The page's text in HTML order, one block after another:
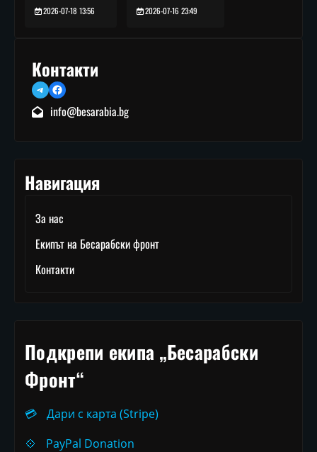
2026-07-18 13:56
2026-07-16 23:49
Контакти
TelegramFacebook
info@besarabia.bg
Навигация
За нас
Екипът на Бесарабски фронт
Контакти
Подкрепи екипа „Бесарабски
Фронт“
💳
Дари с карта (Stripe)
💠
PayPal Donation